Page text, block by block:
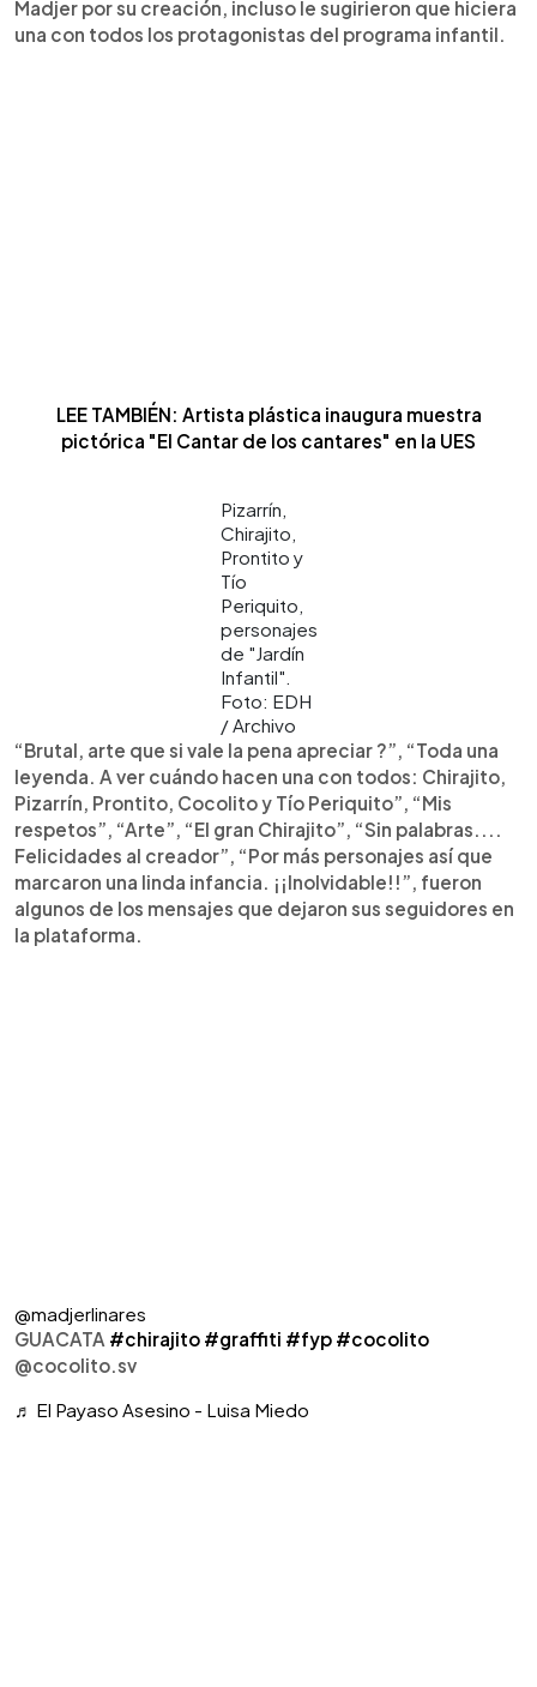
Madjer por su creación, incluso le sugirieron que hiciera
una con todos los protagonistas del programa infantil.
LEE TAMBIÉN: Artista plástica inaugura muestra
pictórica "El Cantar de los cantares" en la UES
Pizarrín,
Chirajito,
Prontito y
Tío
Periquito,
personajes
de "Jardín
Infantil".
Foto: EDH
/ Archivo
“Brutal, arte que si vale la pena apreciar ?”, “Toda una
leyenda. A ver cuándo hacen una con todos: Chirajito,
Pizarrín, Prontito, Cocolito y Tío Periquito”, “Mis
respetos”, “Arte”, “El gran Chirajito”, “Sin palabras....
Felicidades al creador”, “Por más personajes así que
marcaron una linda infancia. ¡¡Inolvidable!!”, fueron
algunos de los mensajes que dejaron sus seguidores en
la plataforma.
@madjerlinares
GUACATA #chirajito #graffiti #fyp #cocolito
@cocolito.sv
♬ El Payaso Asesino - Luisa Miedo